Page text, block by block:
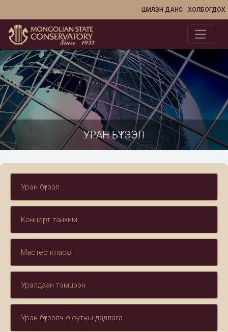
ХОЛБОГДОХ
ШИЛЭН ДАНС
УРАН БҮТЭЭЛ
Уран бүтээл
Концерт танхим
Мастер класс
Уралдаан тэмцээн
Уран бүтээлч оюутны дадлага